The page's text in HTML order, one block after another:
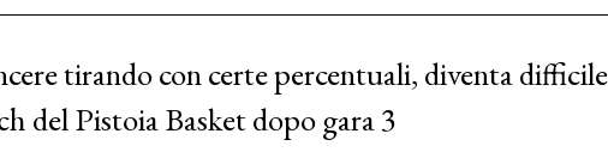
tirando con certe percentuali, diventa
del Pistoia Basket dopo gara 3